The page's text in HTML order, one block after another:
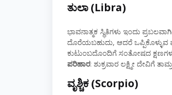
ತುಲಾ (Libra)
ಭಾವನಾತ್ಮಕ ಸ್ಥಿತಿಗಳು ಇಂದು
ದೊರೆಯಬಹುದು, ಆದರೆ ಒಪ್ಪಿಕೊಳ್ಳುವ
ಕುಟುಂಬದೊಂದಿಗೆ ಸಂತೋಷದ
ಪರಿಹಾರ: ಶುಕ್ರವಾರ ಲಕ್ಷ್ಮೀ ದೇವಿಗೆ
ವೃಶ್ಚಿಕ (Scorpio)